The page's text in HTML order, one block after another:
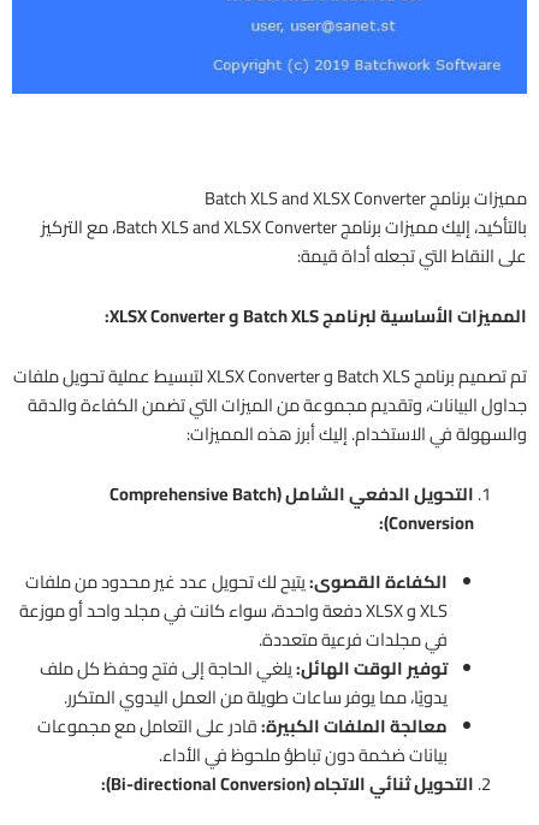
مميزات برنامج Batch XLS and XLSX Converter
بالتأكيد، إليك مميزات برنامج Batch XLS and XLSX Converter، مع التركيز
على النقاط التي تجعله أداة قيمة:
المميزات الأساسية لبرنامج Batch XLS و XLSX Converter:
تم تصميم برنامج Batch XLS و XLSX Converter لتبسيط عملية تحويل ملفات
جداول البيانات، وتقديم مجموعة من الميزات التي تضمن الكفاءة والدقة
والسهولة في الاستخدام. إليك أبرز هذه المميزات:
التحويل الدفعي الشامل (Comprehensive Batch
Conversion):
الكفاءة القصوى:يتيح لك تحويل عدد غير محدود من ملفات
XLS و XLSX دفعة واحدة، سواء كانت في مجلد واحد أو موزعة
في مجلدات فرعية متعددة.
توفير الوقت الهائل:يلغي الحاجة إلى فتح وحفظ كل ملف
يدويًا، مما يوفر ساعات طويلة من العمل اليدوي المتكرر.
معالجة الملفات الكبيرة:قادر على التعامل مع مجموعات
بيانات ضخمة دون تباطؤ ملحوظ في الأداء.
التحويل ثنائي الاتجاه (Bi-directional Conversion):